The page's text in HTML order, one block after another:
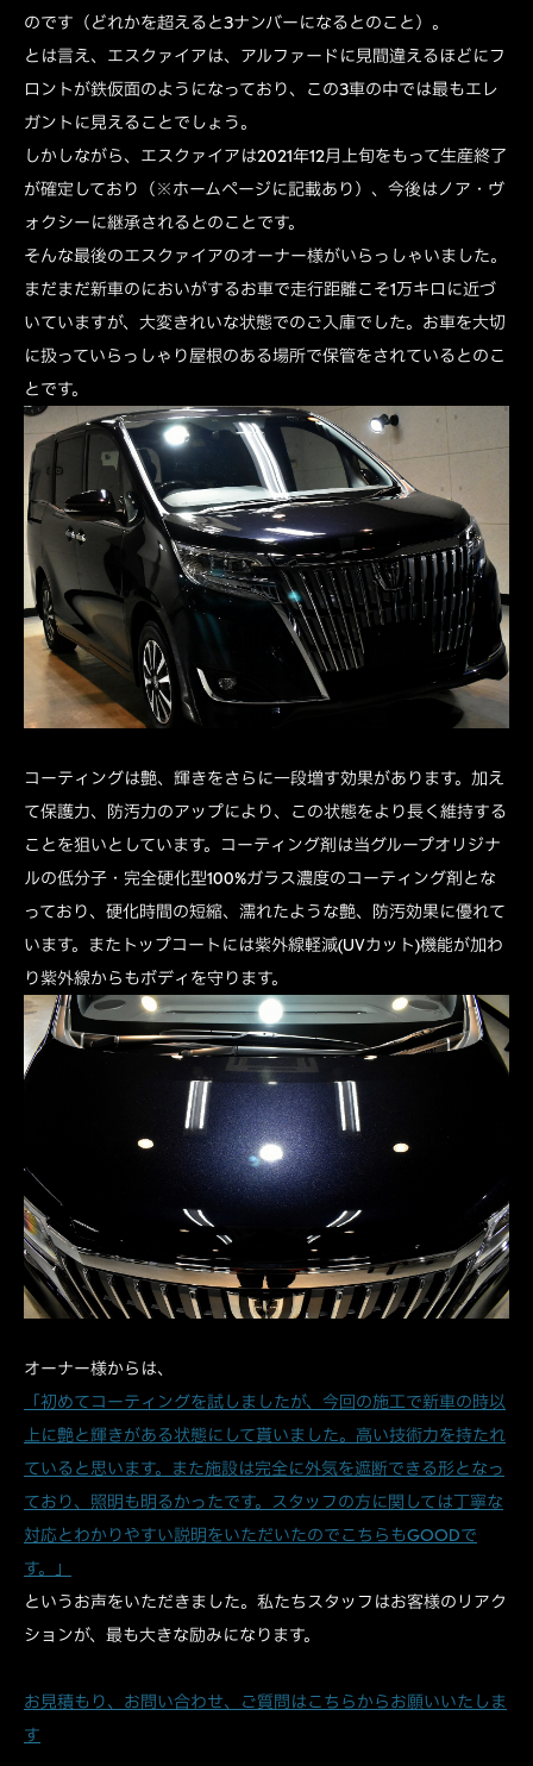
のです（どれかを超えると3ナンバーになるとのこと）。
とは言え、エスクァイアは、アルファードに見間違えるほどにフ
ロントが鉄仮面のようになっており、この3車の中では最もエレ
ガントに見えることでしょう。
しかしながら、エスクァイアは2021年12月上旬をもって生産終了
が確定しており（※ホームページに記載あり）、今後はノア・ヴ
ォクシーに継承されるとのことです。
そんな最後のエスクァイアのオーナー様がいらっしゃいました。
まだまだ新車のにおいがするお車で走行距離こそ1万キロに近づ
いていますが、大変きれいな状態でのご入庫でした。お車を大切
に扱っていらっしゃり屋根のある場所で保管をされているとのこ
とです。
コーティングは艶、輝きをさらに一段増す効果があります。加え
て保護力、防汚力のアップにより、この状態をより長く維持する
ことを狙いとしています。コーティング剤は当グループオリジナ
ルの低分子・完全硬化型100%ガラス濃度のコーティング剤とな
っており、硬化時間の短縮、濡れたような艶、防汚効果に優れて
います。またトップコートには紫外線軽減(UVカット)機能が加わ
り紫外線からもボディを守ります。
オーナー様からは、
「初めてコーティングを試しましたが、今回の施工で新車の時以
上に艶と輝きがある状態にして貰いました。高い技術力を持たれ
ていると思います。また施設は完全に外気を遮断できる形となっ
ており、照明も明るかったです。スタッフの方に関しては丁寧な
対応とわかりやすい説明をいただいたのでこちらもGOODで
す。」
というお声をいただきました。私たちスタッフはお客様のリアク
ションが、最も大きな励みになります。
お見積もり、お問い合わせ、ご質問はこちらからお願いいたしま
す